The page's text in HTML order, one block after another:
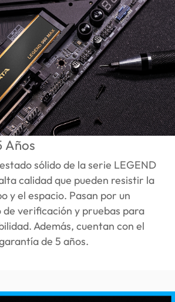
Años
sólido de la serie LEGEND
calidad que pueden resistir la
y el espacio. Pasan por un
de verificación y pruebas para
Además, cuentan con el
de 5 años.